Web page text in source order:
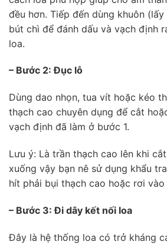
đều hơn. Tiếp đến dùng khuôn
bút chì để đánh dấu và vạch định
loa.
– Bước 2: Đục lỗ
Dùng dao nhọn, tua vít hoặc kéo
thạch cao chuyên dụng để cắt
vạch định đã làm ở bước 1.
Lưu ý: Là trần thạch cao lên khi
xuống vậy bạn nê sử dụng khẩu
hít phải bụi thạch cao hoặc rơi vào
– Bước 3: Đi dây kết nối loa
Đây là hệ thống loa có trở kháng